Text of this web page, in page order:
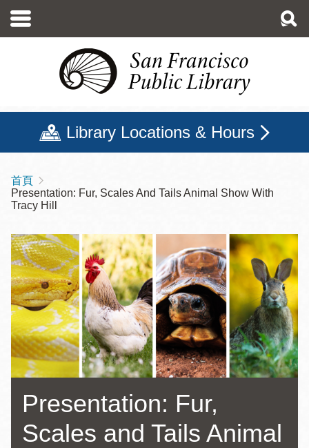
至
Library Locations & Hours
導
航
連
結
首頁
Presentation: Fur, Scales And Tails Animal Show With
Tracy Hill
Presentation: Fur,
Scales and Tails Animal